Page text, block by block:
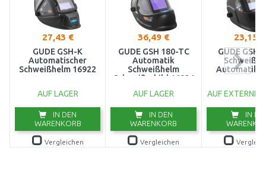
27,43 €
GÜDE GSH-K
Automatischer
Schweißhelm 16922
AUF LAGER
IN DEN
WARENKORB
Vergleichen
36,49 €
GÜDE GSH 180-TC
Automatik
Schweißhelm
Schweißschild 16924
AUF LAGER
IN DEN
WARENKORB
Vergleichen
23,15 €
GÜDE GSH-
Automatik
AUF
IN